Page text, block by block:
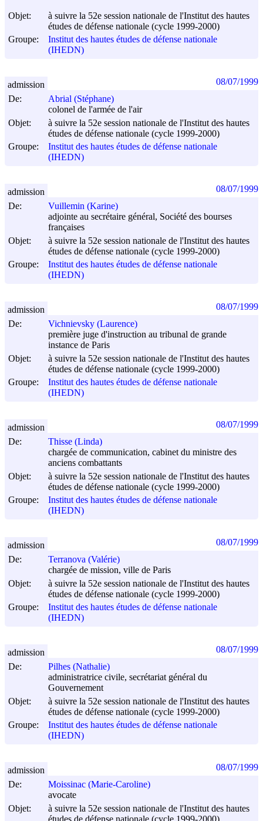
Objet:
à suivre la 52e session nationale de l'Institut des hautes
études de défense nationale (cycle 1999-2000)
Groupe:
Institut des hautes études de défense nationale
(IHEDN)
De:
Abrial (Stéphane)
colonel de l'armée de l'air
Objet:
à suivre la 52e session nationale de l'Institut des hautes
études de défense nationale (cycle 1999-2000)
Groupe:
Institut des hautes études de défense nationale
(IHEDN)
admission 08/07/1999
De:
Vuillemin (Karine)
adjointe au secrétaire général, Société des bourses
françaises
Objet:
à suivre la 52e session nationale de l'Institut des hautes
études de défense nationale (cycle 1999-2000)
Groupe:
Institut des hautes études de défense nationale
(IHEDN)
admission 08/07/1999
De:
Vichnievsky (Laurence)
première juge d'instruction au tribunal de grande
instance de Paris
Objet:
à suivre la 52e session nationale de l'Institut des hautes
études de défense nationale (cycle 1999-2000)
Groupe:
Institut des hautes études de défense nationale
(IHEDN)
admission 08/07/1999
De:
Thisse (Linda)
chargée de communication, cabinet du ministre des
anciens combattants
Objet:
à suivre la 52e session nationale de l'Institut des hautes
études de défense nationale (cycle 1999-2000)
Groupe:
Institut des hautes études de défense nationale
(IHEDN)
admission 08/07/1999
De:
Terranova (Valérie)
chargée de mission, ville de Paris
Objet:
à suivre la 52e session nationale de l'Institut des hautes
études de défense nationale (cycle 1999-2000)
Groupe:
Institut des hautes études de défense nationale
(IHEDN)
admission 08/07/1999
De:
Pilhes (Nathalie)
administratrice civile, secrétariat général du
Gouvernement
Objet:
à suivre la 52e session nationale de l'Institut des hautes
études de défense nationale (cycle 1999-2000)
Groupe:
Institut des hautes études de défense nationale
(IHEDN)
admission 08/07/1999
De:
Moissinac (Marie-Caroline)
avocate
Objet:
à suivre la 52e session nationale de l'Institut des hautes
admission 08/07/1999